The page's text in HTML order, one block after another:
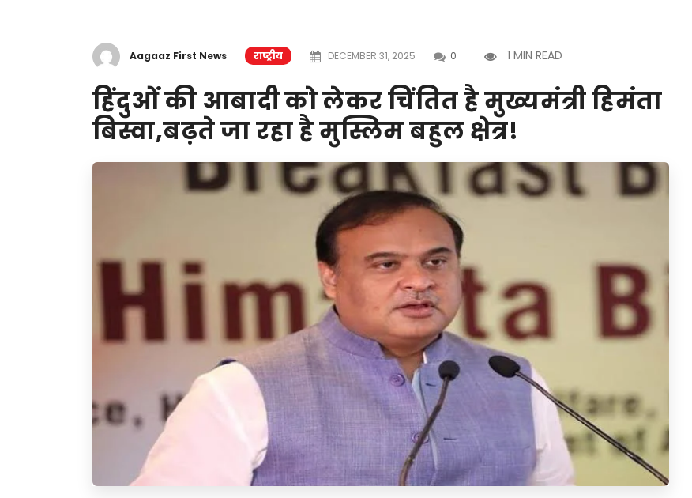
Aagaaz First News राष्ट्रीय DECEMBER 31, 2025 0 1 MIN READ
हिंदुओं की आबादी को लेकर चिंतित है मुख्यमंत्री हिमंता
बिस्वा,बढ़ते जा रहा है मुस्लिम बहुल क्षेत्र!